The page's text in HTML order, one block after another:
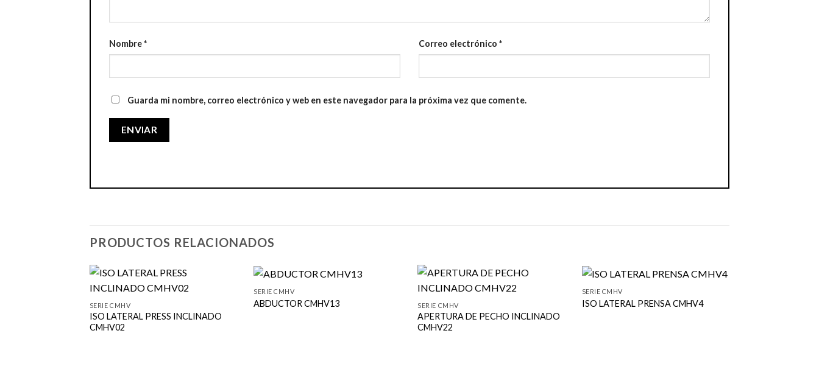
Nombre* Correo electrónico *
Guarda mi nombre, correo electrónico y web en este navegador para la próxima vez que comente.
PRODUCTOS RELACIONADOS
SERIE CMHV
ISO LATERAL PRESS INCLINADO
CMHV02
SERIE CMHV
ABDUCTOR CMHV13 SERIE CMHV
APERTURA DE PECHO INCLINADO
CMHV22
SERIE CMHV
ISO LATERAL PRENSA CMHV4